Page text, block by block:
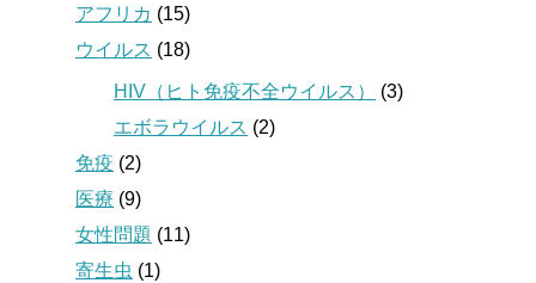
アフリカ (15)
ウイルス (18)
HIV（ヒト免疫不全ウイルス）
(3)
エボラウイルス (2)
免疫 (2)
医療 (9)
女性問題 (11)
寄生虫 (1)